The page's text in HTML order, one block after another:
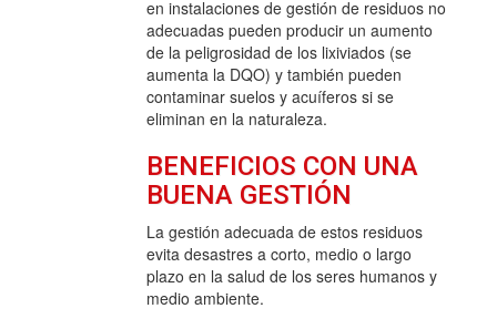
en instalaciones de gestión de residuos no
adecuadas pueden producir un aumento
de la peligrosidad de los lixiviados (se
aumenta la DQO) y también pueden
contaminar suelos y acuíferos si se
eliminan en la naturaleza.
BENEFICIOS CON UNA
BUENA GESTIÓN
La gestión adecuada de estos residuos
evita desastres a corto, medio o largo
plazo en la salud de los seres humanos y
medio ambiente.